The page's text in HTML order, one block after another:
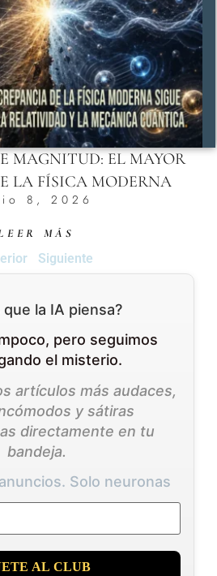
MAGNITUD: EL MAYOR
LA FÍSICA MODERNA
8, 2026
MÁS
Siguiente
que la IA piensa?
pero seguimos
el misterio.
artículos más audaces,
y sátiras
directamente en tu
bandeja.
Solo neuronas